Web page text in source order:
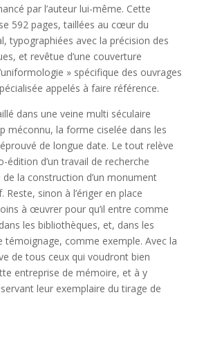
par l’auteur lui-même. Cette
592 pages, taillées au cœur du
typographiées avec la précision des
et revêtue d’une couverture
» spécifique des ouvrages
appelés à faire référence.
dans une veine multi séculaire
méconnu, la forme ciselée dans les
de longue date. Le tout relève
édition d’un travail de recherche
la construction d’un monument
sinon à l’ériger en place
à œuvrer pour qu’il entre comme
les bibliothèques, et, dans les
témoignage, comme exemple. Avec la
de tous ceux qui voudront bien
entreprise de mémoire, et à y
leur exemplaire du tirage de